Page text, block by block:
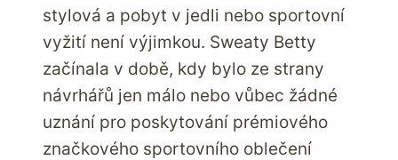
stylová a pobyt v jedli nebo sportovní
vyžití není výjimkou. Sweaty Betty
začínala v době, kdy bylo ze strany
návrhářů jen málo nebo vůbec žádné
uznání pro poskytování prémiového
značkového sportovního oblečení